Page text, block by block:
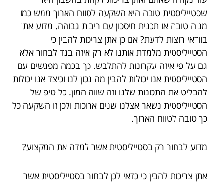
שסטייליסטית טובה היא השקעה לטווח הארוך ממש כמו
מניה טובה או תכנית חיסכון עם ריבית גבוהה. מדוע אתן
בוודאי רוצות לדעת? אם כן אתן צריכות להבין כי
הסטייליסטית מלמדת אותנו לא רק איזה בגד לבחור אלא
גם על פי איזה עקרונות להתלבש. כך בכמה מפגשים עם
הסטייליסטית אנו יכולות להבין מה נכון לנו וכיצד אנו יכולות
להבליט את התכונות שלנו וזה שווה המון. כל טיפ של
הסטייליסטית נשאר אצלנו שנים ארוכות ולכן זו השקעה כל
כך טובה לטווח הארוך.
מדוע לבחור רק בסטייליסטית אשר למדה את המקצוע?
אתן צריכות להבין כי כדאי לכן לבחור בסטייליסטית אשר